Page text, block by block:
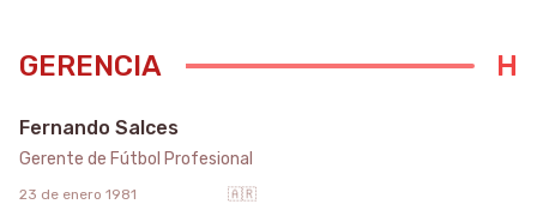
GERENCIA
Fernando Salces
Gerente de Fútbol Profesional
23 de enero 1981 🇦🇷